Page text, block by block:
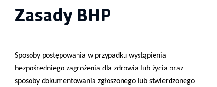
Zasady BHP
Sposoby postępowania w przypadku wystąpienia
bezpośredniego zagrożenia dla zdrowia lub życia oraz
sposoby dokumentowania zgłoszonego lub stwierdzonego